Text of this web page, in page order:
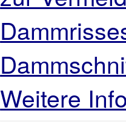
Weitere